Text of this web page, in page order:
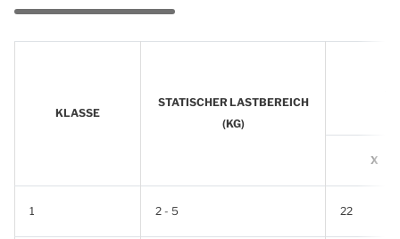
KLASSE
STATISCHER LASTBEREICH
(KG)
X
1 2 - 5 22